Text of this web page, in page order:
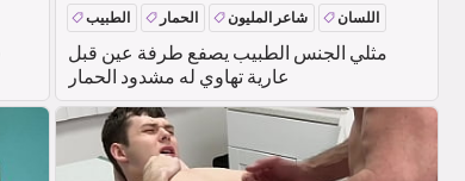
مثلي الجنس الطبيب يصفع طرفة عين قبل
عارية تهاوي له مشدود الحمار
الطبيب الحمار شاعر المليون اللسان